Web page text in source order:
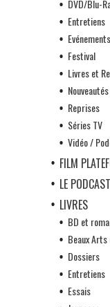
DVD/Blu-
Entretiens
Evénements
Festival
Livres et
Reprises
Séries TV
Vidéo /
FILM
LE
LIVRES
BD et
Beaux
Dossiers
Entretiens
Essais